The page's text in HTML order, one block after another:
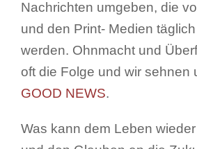
Nachrichten umgeben, die
und den Print- Medien
werden. Ohnmacht und
oft die Folge und wir sehnen
GOOD NEWS.
Was kann dem Leben